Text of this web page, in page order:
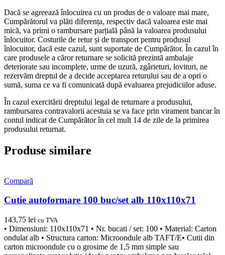
Dacă se agreează înlocuirea cu un produs de o valoare mai mare,
Cumpărătorul va plăti diferența, respectiv dacă valoarea este mai
mică, va primi o rambursare parțială până la valoarea produsului
înlocuitor. Costurile de retur și de transport pentru produsul
înlocuitor, dacă este cazul, sunt suportate de Cumpărător. În cazul în
care produsele a căror returnare se solicită prezintă ambalaje
deteriorate sau incomplete, urme de uzură, zgârieturi, lovituri, ne
rezervăm dreptul de a decide acceptarea returului sau de a opri o
sumă, suma ce va fi comunicată după evaluarea prejudiciilor aduse.
În cazul exercitării dreptului legal de returnare a produsului,
rambursarea contravalorii acestuia se va face prin virament bancar în
contul indicat de Cumpărător în cel mult 14 de zile de la primirea
produsului returnat.
Produse similare
Compară
Cutie autoformare 100 buc/set alb 110x110x71
143,75 lei cu TVA
• Dimensiuni: 110x110x71 • Nr. bucati / set: 100 • Material: Carton
ondulat alb • Structura carton: Microondule alb TAFT/E• Cutii din
carton microondule cu o grosime de 1,5 mm simple sau